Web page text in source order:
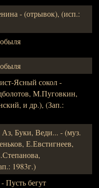
- (отрывок), (исп.:
Ясный сокол -
М.Пуговкин,
и др.), (Зап.:
Буки, Веди... - (муз.
Е.Евстигнеев,
1983г.)
бегут